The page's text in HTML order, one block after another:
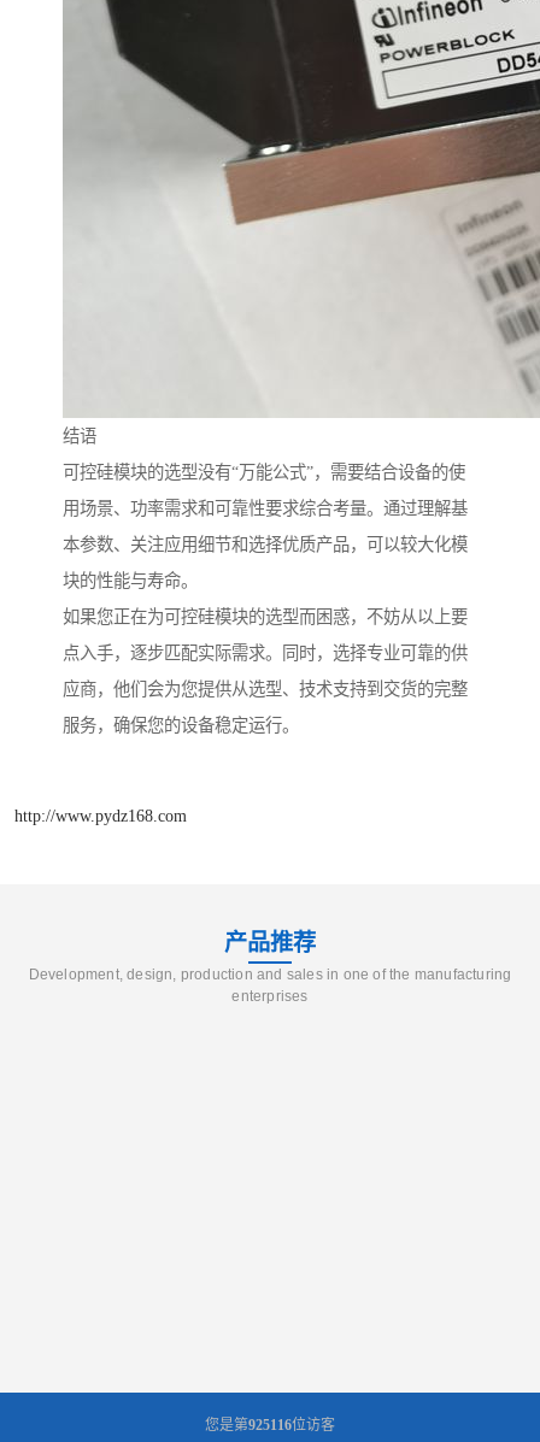
结语
可控硅模块的选型没有“万能公式”，需要结合设备的使
用场景、功率需求和可靠性要求综合考量。通过理解基
本参数、关注应用细节和选择优质产品，可以较大化模
块的性能与寿命。
如果您正在为可控硅模块的选型而困惑，不妨从以上要
点入手，逐步匹配实际需求。同时，选择专业可靠的供
应商，他们会为您提供从选型、技术支持到交货的完整
服务，确保您的设备稳定运行。
http://www.pydz168.com
产品推荐
Development, design, production and sales in one of the manufacturing
enterprises
您是第925116位访客